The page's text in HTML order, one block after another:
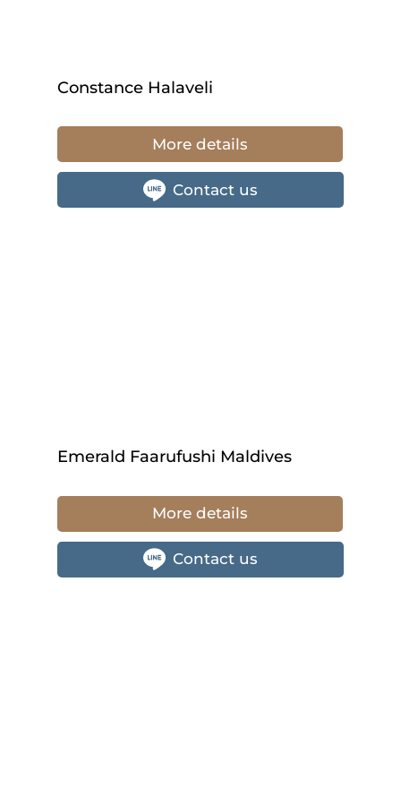
Constance Halaveli
More details
Contact us
Emerald Faarufushi Maldives
More details
Contact us